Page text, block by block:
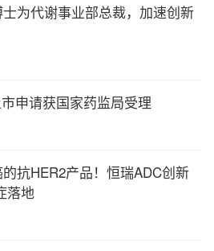
为代谢事业部总裁，加速创新
申请获国家药监局受理
抗HER2产品！恒瑞ADC创新
落地